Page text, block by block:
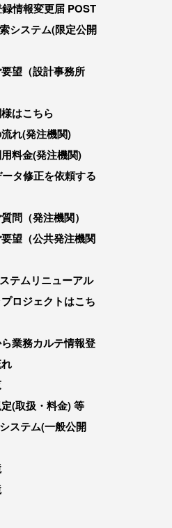
情報変更届 POST
システム(限定公開
望（設計事務所
はこちら
れ(発注機関)
料金(発注機関)
タ修正を依頼する
問（発注機関）
望（公共発注機関
テムリニューアル
ロジェクトはこち
業務カルテ情報登
(取扱・料金) 等
ステム(一般公開